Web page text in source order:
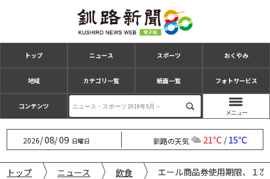
トップ ニュース スポーツ おくやみ
地域 カテゴリ一覧 紙面一覧 フォトサービス
コンテンツ
2026/08/09 日曜日 釧路の天気 21℃/15℃
トップ ニュース 飲食 エール商品券使用期限、１